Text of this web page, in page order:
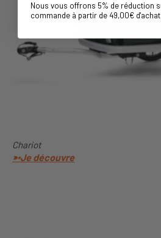
Chariot
➳Je découvre
Nous vous offrons 5% de réduction
commande à partir de 49,00€ d'achat